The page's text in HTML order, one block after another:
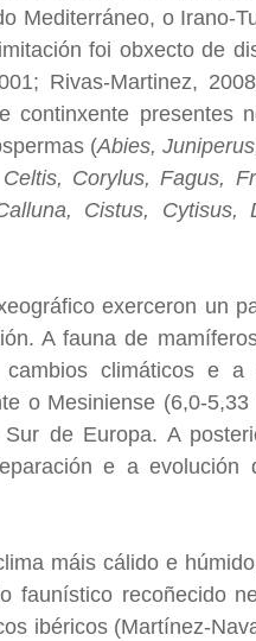
Mediterráneo, o Irano-
foi obxecto de
Rivas-Martinez,
continxente presentes
(Abies,
Corylus, Fagus,
Cistus, Cytisus,
exerceron un
A fauna de
climáticos e a
o Mesiniense (6,0-
de Europa. A
e a evolución
máis cálido e
recoñecido
ibéricos (Martínez-